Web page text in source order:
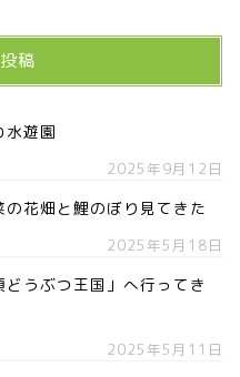
稿
水遊園
2025年9月12日
花畑と鯉のぼり見てきた
2025年5月18日
うぶつ王国」へ行ってき
2025年5月11日